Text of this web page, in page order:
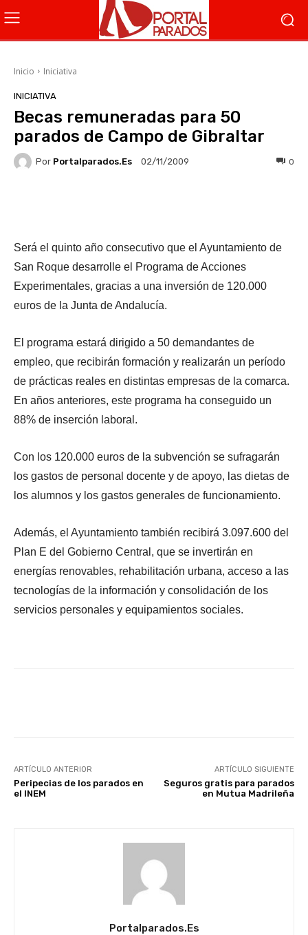
Inicio Iniciativa
INICIATIVA
Becas remuneradas para 50
parados de Campo de Gibraltar
Por Portalparados.es 02/11/2009 0
Será el quinto año consecutivo que el Ayuntamiento de
San Roque desarrolle el Programa de Acciones
Experimentales, gracias a una inversión de 120.000
euros de la Junta de Andalucía.
El programa estará dirigido a 50 demandantes de
empleo, que recibirán formación y realizarán un período
de prácticas reales en distintas empresas de la comarca.
En años anteriores, este programa ha conseguido un
88% de inserción laboral.
Con los 120.000 euros de la subvención se sufragarán
los gastos de personal docente y de apoyo, las dietas de
los alumnos y los gastos generales de funcionamiento.
Además, el Ayuntamiento también recibirá 3.097.600 del
Plan E del Gobierno Central, que se invertirán en
energías renovables, rehabilitación urbana, acceso a las
tecnologías de la información y consolidación de los
servicios personales y equipamientos sociales.
ARTÍCULO ANTERIOR
Peripecias de los parados en
el INEM
ARTÍCULO SIGUIENTE
Seguros gratis para parados
en Mutua Madrileña
Portalparados.es